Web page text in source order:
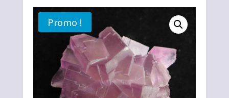
Promo !